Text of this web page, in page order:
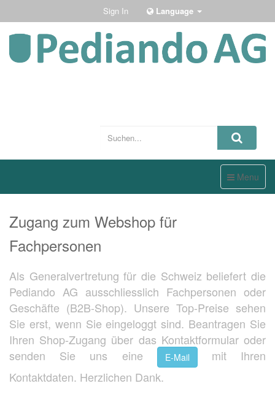
Sign In Language
Toggle
navigation
Menu
Zugang zum Webshop für
Fachpersonen
Als Generalvertretung für die Schweiz beliefert die
Pediando AG ausschliesslich Fachpersonen oder
Geschäfte (B2B-Shop). Unsere Top-Preise sehen
Sie erst, wenn Sie eingeloggt sind. Beantragen Sie
Ihren Shop-Zugang über das Kontaktformular oder
senden Sie uns eine
E-Mail
mit Ihren
Kontaktdaten. Herzlichen Dank.